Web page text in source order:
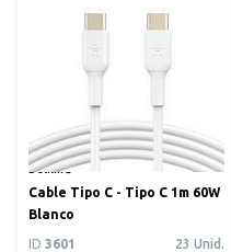
Belkin®
Cable Tipo C - Tipo C 1m 60W
Blanco
ID 3601 23 Unid.